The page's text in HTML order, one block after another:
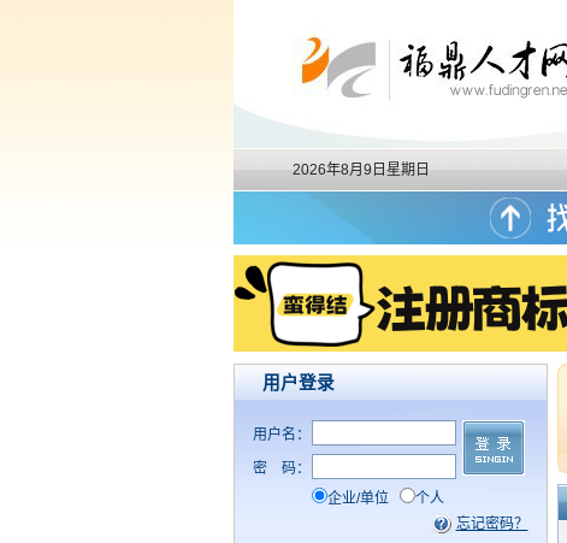
2026年8月9日星期日
用户登录
用户名：
密
码：
企业/单位
个人
忘记密码？